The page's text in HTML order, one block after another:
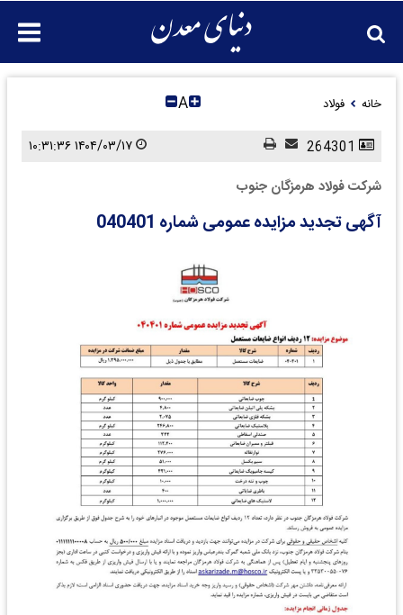
خانه فولاد A
شرکت فولاد هرمزگان جنوب
آگهی تجدید مزایده عمومی شماره 040401